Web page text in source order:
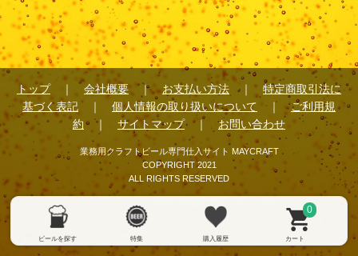
0
ビールを探す 特集 購入履歴 カート
トップ｜ 会社概要 ｜お支払い方法 ｜ 特定商取引法に
基づく表記 ｜ 個人情報の取り扱いについて ｜ご利用規
約｜ サイトマップ｜お問い合わせ
業務用クラフトビール専門仕入サイト MAYCRAFT
COPYRIGHT 2021
ALL RIGHTS RESERVED